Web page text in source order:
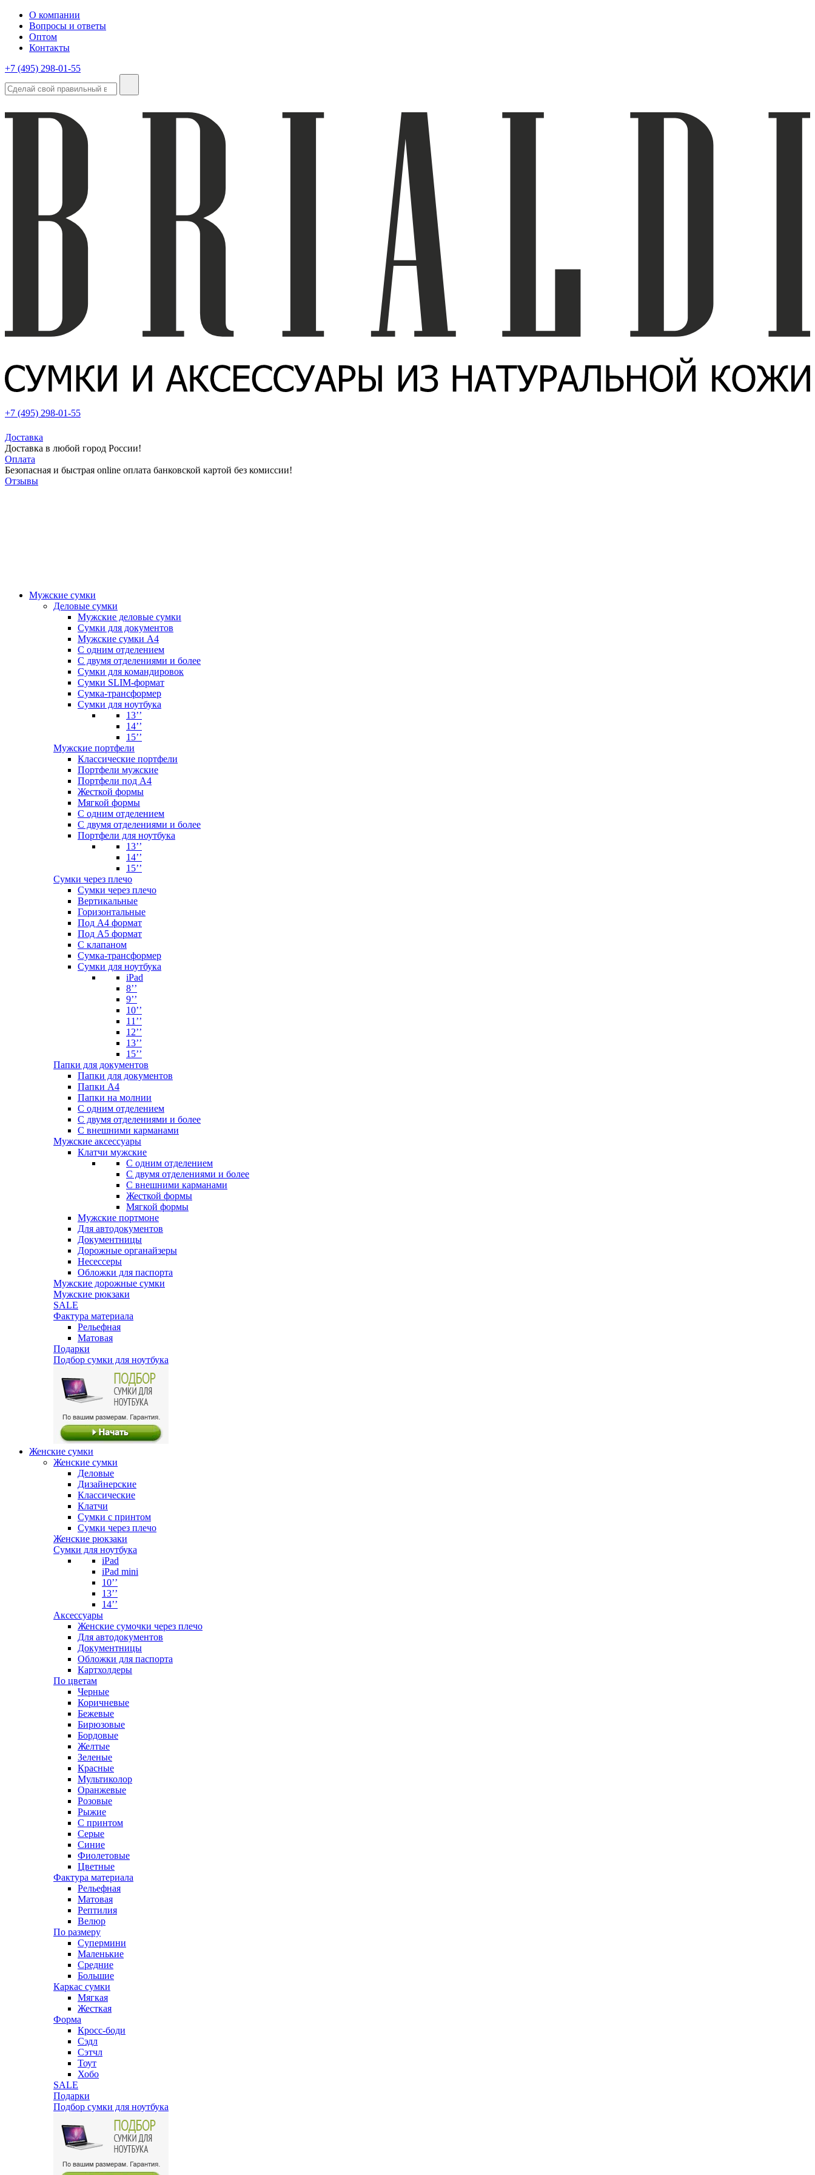
О компании
Вопросы и ответы
Оптом
Контакты
+7 (495) 298-01-55
+7 (495) 298-01-55
Доставка
Доставка в любой город России!
Оплата
Безопасная и быстрая online оплата банковской картой без комиссии!
Отзывы
Мужские сумки
Деловые сумки
Мужские деловые сумки
Сумки для документов
Мужские сумки А4
С одним отделением
С двумя отделениями и более
Сумки для командировок
Сумки SLIM-формат
Сумка-трансформер
Сумки для ноутбука
13’’
14’’
15’’
Мужские портфели
Классические портфели
Портфели мужские
Портфели под А4
Жесткой формы
Мягкой формы
С одним отделением
С двумя отделениями и более
Портфели для ноутбука
13’’
14’’
15’’
Сумки через плечо
Сумки через плечо
Вертикальные
Горизонтальные
Под А4 формат
Под А5 формат
С клапаном
Сумка-трансформер
Сумки для ноутбука
iPad
8’’
9’’
10’’
11’’
12’’
13’’
15’’
Папки для документов
Папки для документов
Папки А4
Папки на молнии
С одним отделением
С двумя отделениями и более
С внешними карманами
Мужские аксессуары
Клатчи мужские
С одним отделением
С двумя отделениями и более
С внешними карманами
Жесткой формы
Мягкой формы
Мужские портмоне
Для автодокументов
Документницы
Дорожные органайзеры
Несессеры
Обложки для паспорта
Мужские дорожные сумки
Мужские рюкзаки
SALE
Фактура материала
Рельефная
Матовая
Подарки
Подбор сумки для ноутбука
Женские сумки
Женские сумки
Деловые
Дизайнерские
Классические
Клатчи
Сумки с принтом
Сумки через плечо
Женские рюкзаки
Сумки для ноутбука
iPad
iPad mini
10’’
13’’
14’’
Аксессуары
Женские сумочки через плечо
Для автодокументов
Документницы
Обложки для паспорта
Картхолдеры
По цветам
Черные
Коричневые
Бежевые
Бирюзовые
Бордовые
Желтые
Зеленые
Красные
Мультиколор
Оранжевые
Розовые
Рыжие
С принтом
Серые
Синие
Фиолетовые
Цветные
Фактура материала
Рельефная
Матовая
Рептилия
Велюр
По размеру
Супермини
Маленькие
Средние
Большие
Каркас сумки
Мягкая
Жесткая
Форма
Кросс-боди
Сэдл
Сэтчл
Тоут
Хобо
SALE
Подарки
Подбор сумки для ноутбука